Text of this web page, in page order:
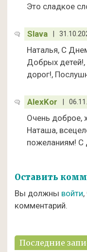
Это сладкое
Slava
Наталья, С
Добрых
дорог!,
AlexKor
Очень доброе,
Наташа,
пожеланиям!
Оставить
Вы должны войти
комментарий.
Последние